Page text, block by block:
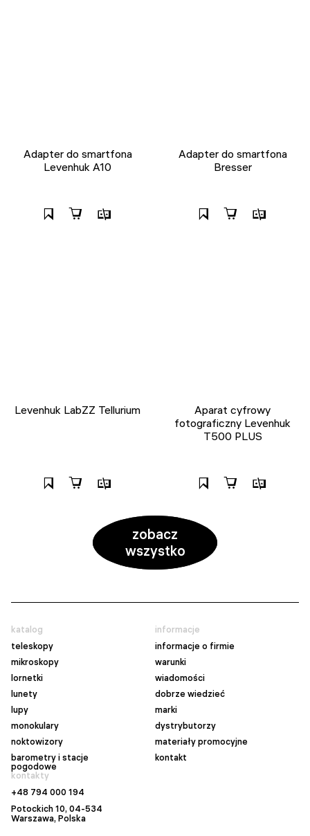
Adapter do smartfona
Levenhuk A10
Adapter do smartfona
Bresser
Levenhuk LabZZ Tellurium
Aparat cyfrowy
fotograficzny Levenhuk
T500 PLUS
zobacz
wszystko
katalog
teleskopy
mikroskopy
lornetki
lunety
lupy
monokulary
noktowizory
barometry i stacje
pogodowe
informacje
informacje o firmie
warunki
wiadomości
dobrze wiedzieć
marki
dystrybutorzy
materiały promocyjne
kontakt
kontakty
+48 794 000 194
Potockich 10, 04-534
Warszawa, Polska